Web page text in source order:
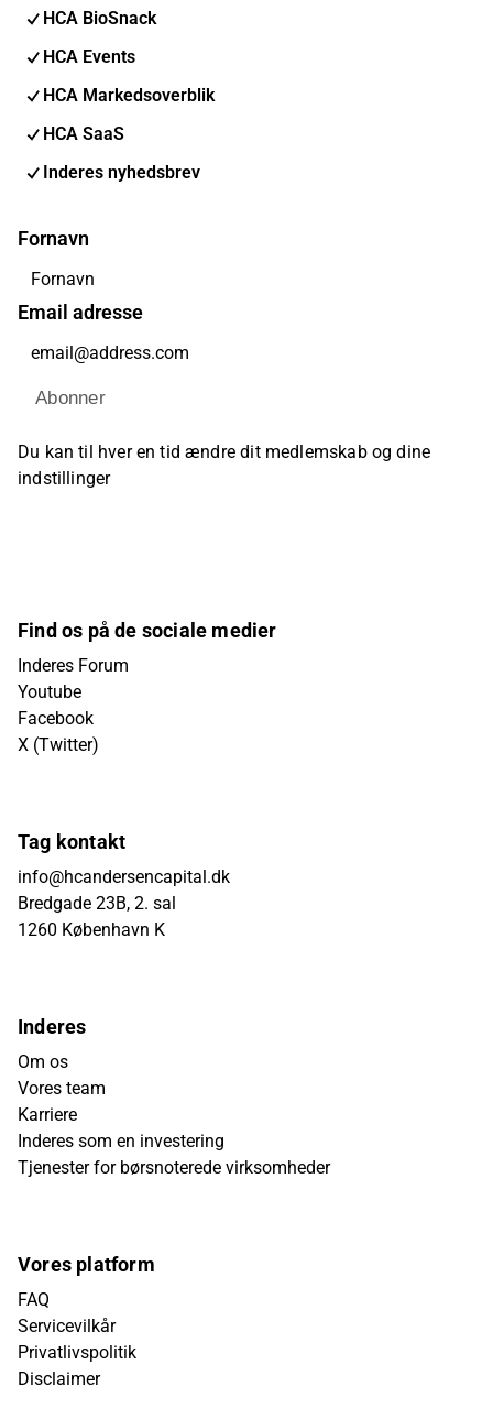
HCA BioSnack
HCA Events
HCA Markedsoverblik
HCA SaaS
Inderes nyhedsbrev
Fornavn
Email adresse
Abonner
Du kan til hver en tid ændre dit medlemskab og dine
indstillinger
Find os på de sociale medier
Inderes Forum
Youtube
Facebook
X (Twitter)
Tag kontakt
info@hcandersencapital.dk
Bredgade 23B, 2. sal
1260 København K
Inderes
Om os
Vores team
Karriere
Inderes som en investering
Tjenester for børsnoterede virksomheder
Vores platform
FAQ
Servicevilkår
Privatlivspolitik
Disclaimer